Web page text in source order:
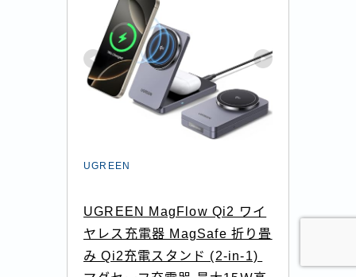
UGREEN
UGREEN MagFlow Qi2 ワイ
ヤレス充電器 MagSafe 折り畳
み Qi2充電スタンド (2-in-1)